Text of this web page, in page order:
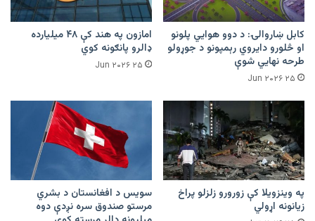
کابل ښاروالۍ: د دوو هوايي پلونو
او څلورو دایروي رېمپونو د جوړولو
طرحه نهایي شوې
۲۵ Jun ۲۰۲۶
امازون په هند کې ۴۸ میلیارده
ډالرو پانګونه کوي
۲۵ Jun ۲۰۲۶
په وینزویلا کې زورورو زلزلو پراخ
زیانونه اړولي
سویس د افغانستان د بشري
مرستو صندوق سره نږدې دوه